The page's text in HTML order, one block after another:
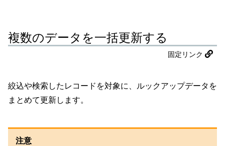
複数のデータを一括更新する
固定リンク
絞込や検索したレコードを対象に、ルックアップデータを
まとめて更新します。
注意